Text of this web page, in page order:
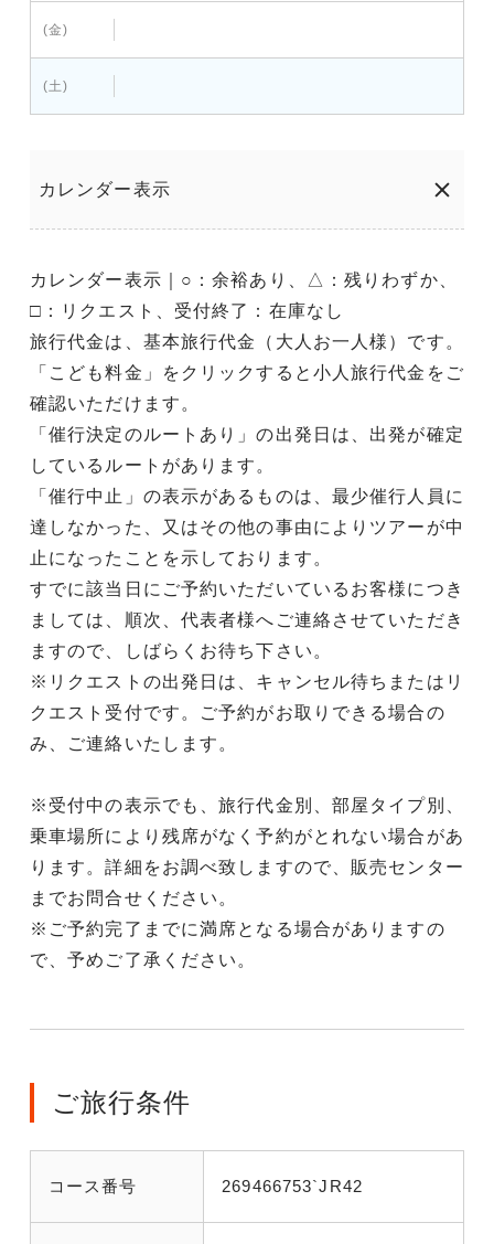
(金)
(土)
カレンダー表示
カレンダー表示｜○：余裕あり、△：残りわずか、
□：リクエスト、受付終了：在庫なし
旅行代金は、基本旅行代金（大人お一人様）です。
「こども料金」をクリックすると小人旅行代金をご
確認いただけます。
「催行決定のルートあり」の出発日は、出発が確定
しているルートがあります。
「催行中止」の表示があるものは、最少催行人員に
達しなかった、又はその他の事由によりツアーが中
止になったことを示しております。
すでに該当日にご予約いただいているお客様につき
ましては、順次、代表者様へご連絡させていただき
ますので、しばらくお待ち下さい。
※リクエストの出発日は、キャンセル待ちまたはリ
クエスト受付です。ご予約がお取りできる場合の
み、ご連絡いたします。
※受付中の表示でも、旅行代金別、部屋タイプ別、
乗車場所により残席がなく予約がとれない場合があ
ります。詳細をお調べ致しますので、販売センター
までお問合せください。
※ご予約完了までに満席となる場合がありますの
で、予めご了承ください。
ご旅行条件
コース番号 269466753`JR42